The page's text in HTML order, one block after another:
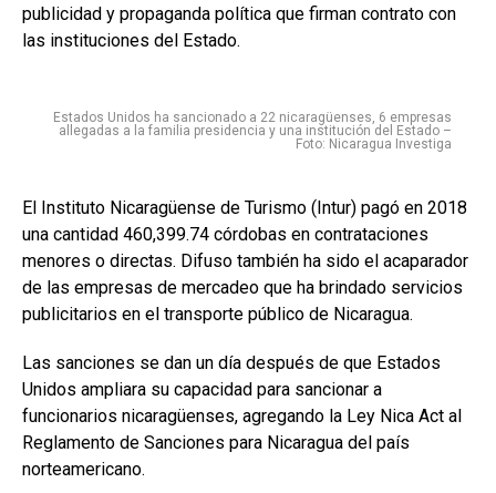
publicidad y propaganda política que firman contrato con
las instituciones del Estado.
Estados Unidos ha sancionado a 22 nicaragüenses, 6 empresas
allegadas a la familia presidencia y una institución del Estado –
Foto: Nicaragua Investiga
El Instituto Nicaragüense de Turismo (Intur) pagó en 2018
una cantidad 460,399.74 córdobas en contrataciones
menores o directas. Difuso también ha sido el acaparador
de las empresas de mercadeo que ha brindado servicios
publicitarios en el transporte público de Nicaragua.
Las sanciones se dan un día después de que Estados
Unidos ampliara su capacidad para sancionar a
funcionarios nicaragüenses, agregando la Ley Nica Act al
Reglamento de Sanciones para Nicaragua del país
norteamericano.